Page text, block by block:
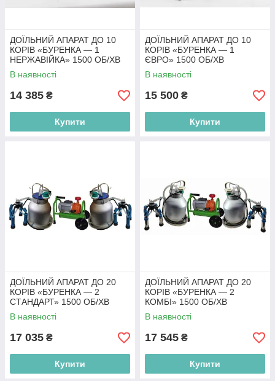
ДОЇЛЬНИЙ АПАРАТ ДО 10
КОРІВ «БУРЕНКА — 1
НЕРЖАВІЙКА» 1500 ОБ/ХВ
В наявності
14 385 ₴
Купити
ДОЇЛЬНИЙ АПАРАТ ДО 10
КОРІВ «БУРЕНКА — 1
ЄВРО» 1500 ОБ/ХВ
В наявності
15 500 ₴
Купити
ДОЇЛЬНИЙ АПАРАТ ДО 20
КОРІВ «БУРЕНКА — 2
СТАНДАРТ» 1500 ОБ/ХВ
В наявності
17 035 ₴
Купити
ДОЇЛЬНИЙ АПАРАТ ДО 20
КОРІВ «БУРЕНКА — 2
КОМБІ» 1500 ОБ/ХВ
В наявності
17 545 ₴
Купити